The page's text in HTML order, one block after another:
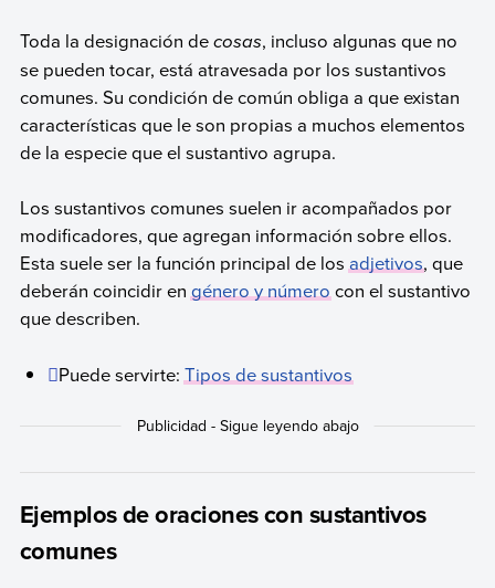
Toda la designación decosas, incluso algunas que no
se pueden tocar, está atravesada por los sustantivos
comunes. Su condición de común obliga a que existan
características que le son propias a muchos elementos
de la especie que el sustantivo agrupa.
Los sustantivos comunes suelen ir acompañados por
modificadores, que agregan información sobre ellos.
Esta suele ser la función principal de losadjetivos, que
deberán coincidir engénero y númerocon el sustantivo
que describen.
Puede servirte:Tipos de sustantivos
Ejemplos de oraciones con sustantivos
comunes